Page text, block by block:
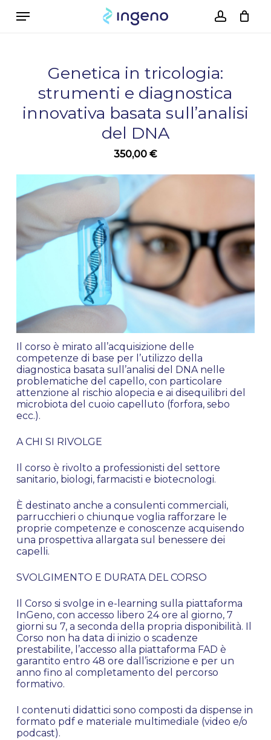
Menu
Nessun prodotto nel
Genetica in tricologia:
strumenti e diagnostica
innovativa basata sull’analisi
del DNA
350,00 €
Il corso è mirato all’acquisizione delle
competenze di base per l’utilizzo della
diagnostica basata sull’analisi del DNA nelle
problematiche del capello, con particolare
attenzione al rischio alopecia e ai disequilibri del
microbiota del cuoio capelluto (forfora, sebo
ecc.).
A CHI SI RIVOLGE
Il corso è rivolto a professionisti del settore
sanitario, biologi, farmacisti e biotecnologi.
È destinato anche a consulenti commerciali,
parrucchieri o chiunque voglia rafforzare le
proprie competenze e conoscenze acquisendo
una prospettiva allargata sul benessere dei
capelli.
SVOLGIMENTO E DURATA DEL CORSO
Il Corso si svolge in e-learning sulla piattaforma
InGeno, con accesso libero 24 ore al giorno, 7
giorni su 7, a seconda della propria disponibilità. Il
Corso non ha data di inizio o scadenze
prestabilite, l’accesso alla piattaforma FAD è
garantito entro 48 ore dall’iscrizione e per un
anno fino al completamento del percorso
formativo.
I contenuti didattici sono composti da dispense in
formato pdf e materiale multimediale (video e/o
podcast).